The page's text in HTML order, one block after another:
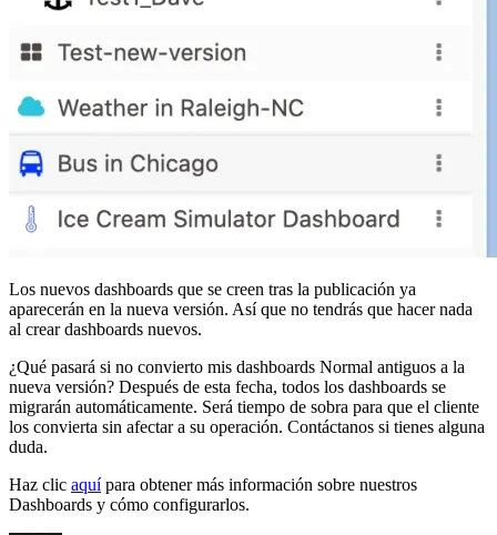
Los nuevos dashboards que se creen tras la publicación ya
aparecerán en la nueva versión. Así que no tendrás que hacer nada
al crear dashboards nuevos.
¿Qué pasará si no convierto mis dashboards Normal antiguos a la
nueva versión? Después de esta fecha, todos los dashboards se
migrarán automáticamente. Será tiempo de sobra para que el cliente
los convierta sin afectar a su operación. Contáctanos si tienes alguna
duda.
Haz clic aquípara obtener más información sobre nuestros
Dashboards y cómo configurarlos.